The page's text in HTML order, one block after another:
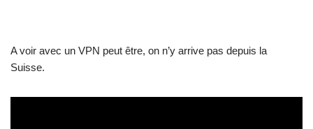
A voir avec un VPN peut être, on n’y arrive pas depuis la
Suisse.